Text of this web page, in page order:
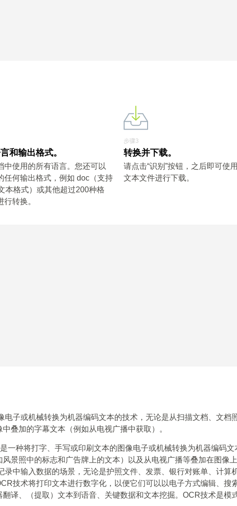
和输出格式。
中使用的所有语言。您还可以
任何输出格式，例如 doc（支持
本格式）或其他超过200种格
行转换。
步骤3
转换并下载。
请点击“识别”按钮，之后即可使
文本文件进行下载。
子或机械转换为机器编码文本的技术，无论是从扫描文档、文档
叠加的字幕文本（例如从电视广播中获取）。
一种将打字、手写或印刷文本的图像电子或机械转换为机器编码文
景照中的标志和广告牌上的文本）以及从电视广播等叠加在图像
中输入数据的场景，无论是护照文件、发票、银行对账单、计算
技术将打印文本进行数字化，以便它们可以以电子方式编辑、搜
译、（提取）文本到语音、关键数据和文本挖掘。OCR技术是模